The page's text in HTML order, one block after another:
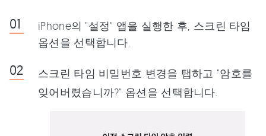
iPhone의 "설정" 앱을 실행한 후, 스크린 타임
옵션을 선택합니다.
스크린 타임 비밀번호 변경을 탭하고 "암호를
잊어버렸습니까?" 옵션을 선택합니다.